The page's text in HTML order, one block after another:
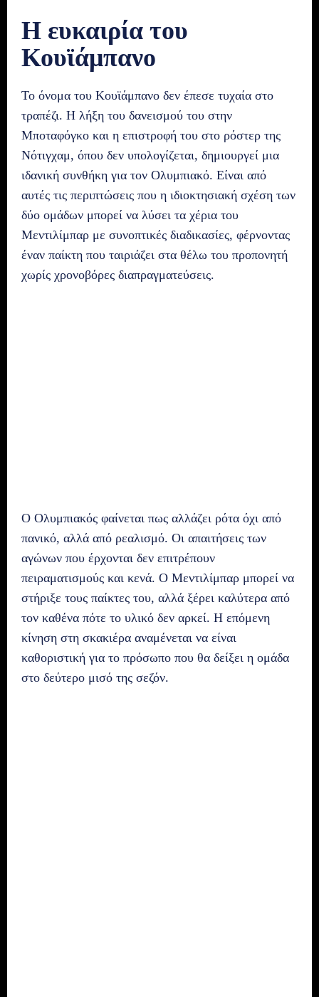
Η ευκαιρία του
Κουϊάμπανο
Το όνομα του Κουϊάμπανο δεν έπεσε τυχαία στο
τραπέζι. Η λήξη του δανεισμού του στην
Μποταφόγκο και η επιστροφή του στο ρόστερ της
Νότιγχαμ, όπου δεν υπολογίζεται, δημιουργεί μια
ιδανική συνθήκη για τον Ολυμπιακό. Είναι από
αυτές τις περιπτώσεις που η ιδιοκτησιακή σχέση των
δύο ομάδων μπορεί να λύσει τα χέρια του
Μεντιλίμπαρ με συνοπτικές διαδικασίες, φέρνοντας
έναν παίκτη που ταιριάζει στα θέλω του προπονητή
χωρίς χρονοβόρες διαπραγματεύσεις.
Ο Ολυμπιακός φαίνεται πως αλλάζει ρότα όχι από
πανικό, αλλά από ρεαλισμό. Οι απαιτήσεις των
αγώνων που έρχονται δεν επιτρέπουν
πειραματισμούς και κενά. Ο Μεντιλίμπαρ μπορεί να
στήριξε τους παίκτες του, αλλά ξέρει καλύτερα από
τον καθένα πότε το υλικό δεν αρκεί. Η επόμενη
κίνηση στη σκακιέρα αναμένεται να είναι
καθοριστική για το πρόσωπο που θα δείξει η ομάδα
στο δεύτερο μισό της σεζόν.